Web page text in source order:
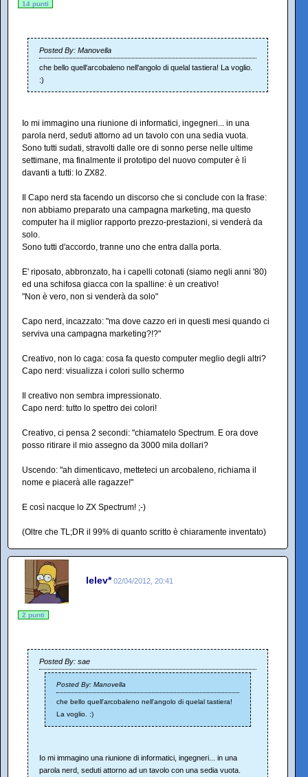
14 punti
Posted By: Manovella
che bello quell'arcobaleno nell'angolo di quelal tastiera! La voglio.
:)
Io mi immagino una riunione di informatici, ingegneri... in una
parola nerd, seduti attorno ad un tavolo con una sedia vuota.
Sono tutti sudati, stravolti dalle ore di sonno perse nelle ultime
settimane, ma finalmente il prototipo del nuovo computer è lì
davanti a tutti: lo ZX82.
Il Capo nerd sta facendo un discorso che si conclude con la frase:
non abbiamo preparato una campagna marketing, ma questo
computer ha il miglior rapporto prezzo-prestazioni, si venderà da
solo.
Sono tutti d'accordo, tranne uno che entra dalla porta.
E' riposato, abbronzato, ha i capelli cotonati (siamo negli anni '80)
ed una schifosa giacca con la spalline: è un creativo!
"Non è vero, non si venderà da solo"
Capo nerd, incazzato: "ma dove cazzo eri in questi mesi quando ci
serviva una campagna marketing?!?"
Creativo, non lo caga: cosa fa questo computer meglio degli altri?
Capo nerd: visualizza i colori sullo schermo
Il creativo non sembra impressionato.
Capo nerd: tutto lo spettro dei colori!
Creativo, ci pensa 2 secondi: "chiamatelo Spectrum. E ora dove
posso ritirare il mio assegno da 3000 mila dollari?
Uscendo: "ah dimenticavo, metteteci un arcobaleno, richiama il
nome e piacerà alle ragazze!"
E così nacque lo ZX Spectrum! ;-)
(Oltre che TL;DR il 99% di quanto scritto è chiaramente inventato)
lelev* 02/04/2012, 20:41
2 punti
Posted By: sae
Posted By: Manovella
che bello quell'arcobaleno nell'angolo di quelal tastiera!
La voglio. :)
Io mi immagino una riunione di informatici, ingegneri... in una
parola nerd, seduti attorno ad un tavolo con una sedia vuota.